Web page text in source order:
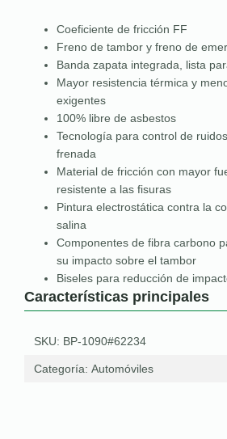
Coeficiente de fricción FF
Freno de tambor y freno de
Banda zapata integrada, lista
Mayor resistencia térmica y
exigentes
100% libre de asbestos
Tecnología para control de
frenada
Material de fricción con mayor
resistente a las fisuras
Pintura electrostática contra la
salina
Componentes de fibra carbono
su impacto sobre el tambor
Biseles para reducción de
Características principales
SKU: BP-1090#62234
Categoría: Automóviles